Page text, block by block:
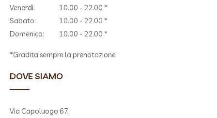
Venerdì:
Sabato:
Domenica:
10.00 - 22.00 *
10.00 - 22.00 *
10.00 - 22.00 *
*Gradita sempre la prenotazione
DOVE SIAMO
Via Capoluogo 67,